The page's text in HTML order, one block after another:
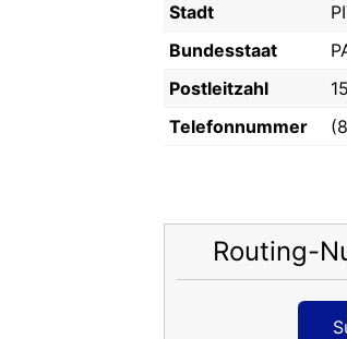
Stadt
Bundesstaat
Postleitzahl
Telefonnummer
Routing-